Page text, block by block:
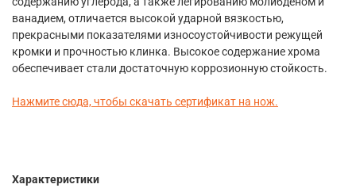
ванадием, отличается высокой ударной вязкостью,
прекрасными показателями износоустойчивости режущей
кромки и прочностью клинка. Высокое содержание хрома
обеспечивает стали достаточную коррозионную стойкость.
Нажмите сюда, чтобы скачать сертификат на нож.
Характеристики